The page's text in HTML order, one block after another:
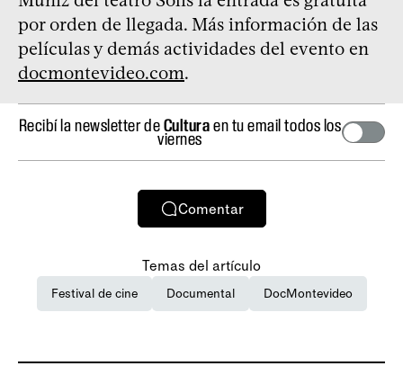
por orden de llegada. Más información de las
películas y demás actividades del evento en
docmontevideo.com.
Recibí la newsletter deCulturaen tu email todos los
viernes
Comentar
Temas del artículo
Festival de cine Documental DocMontevideo